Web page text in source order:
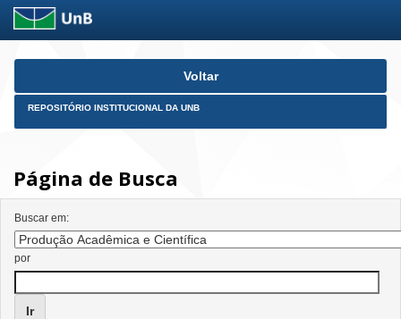
Skip
Voltar
REPOSITÓRIO INSTITUCIONAL DA UNB
Página de Busca
Buscar em:
por